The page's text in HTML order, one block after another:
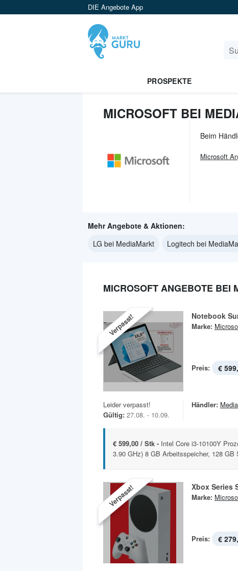
DIE Angebote App
PROSPEKTE
MICROSOFT BEI
Beim
Microsoft
Mehr Angebote & Aktionen:
LG bei MediaMarkt
Logitech bei
MICROSOFT ANGEBOTE BEI
Verpasst! Notebook
Marke:
Preis: €
Leider verpasst!
Gültig: 27.08. - 10.09.
Händler:
€ 599,00 / Stk - Intel Core i3-10100Y
3.90 GHz) 8 GB Arbeitsspeicher, 128 GB
Verpasst! Xbox Series
Marke:
Preis: €